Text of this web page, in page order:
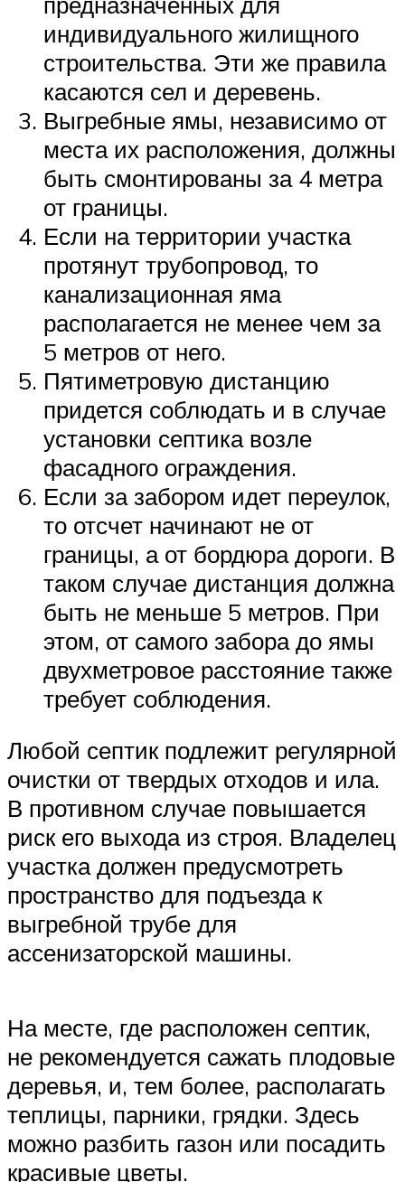
индивидуального жилищного
строительства. Эти же правила
касаются сел и деревень.
Выгребные ямы, независимо от
места их расположения, должны
быть смонтированы за 4 метра
от границы.
Если на территории участка
протянут трубопровод, то
канализационная яма
располагается не менее чем за
5 метров от него.
Пятиметровую дистанцию
придется соблюдать и в случае
установки септика возле
фасадного ограждения.
Если за забором идет переулок,
то отсчет начинают не от
границы, а от бордюра дороги. В
таком случае дистанция должна
быть не меньше 5 метров. При
этом, от самого забора до ямы
двухметровое расстояние также
требует соблюдения.
Любой септик подлежит регулярной
очистки от твердых отходов и ила.
В противном случае повышается
риск его выхода из строя. Владелец
участка должен предусмотреть
пространство для подъезда к
выгребной трубе для
ассенизаторской машины.
На месте, где расположен септик,
не рекомендуется сажать плодовые
деревья, и, тем более, располагать
теплицы, парники, грядки. Здесь
можно разбить газон или посадить
красивые цветы.